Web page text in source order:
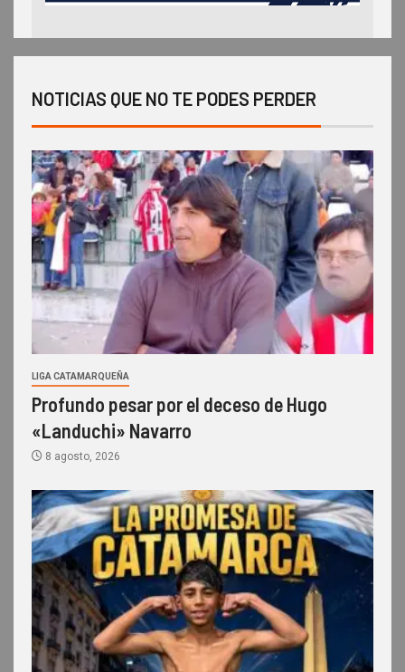
NOTICIAS QUE NO TE PODES PERDER
LIGA CATAMARQUEÑA
Profundo pesar por el deceso de Hugo
«Landuchi» Navarro
8 agosto, 2026